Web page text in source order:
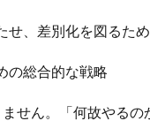
せ、差別化を図るた
の総合的な戦略
せん。「何故やるの